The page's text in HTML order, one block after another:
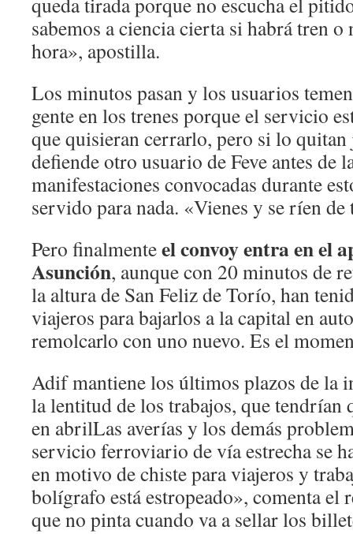
sabemos a ciencia cierta si habrá tren o
hora», apostilla.
Los minutos pasan y los usuarios
gente en los trenes porque el servicio
que quisieran cerrarlo, pero si lo quitan
defiende otro usuario de Feve antes de
manifestaciones convocadas durante
servido para nada. «Vienes y se ríen
Pero finalmenteel convoy entra en el
Asunción, aunque con 20 minutos de
la altura de San Feliz de Torío, han
viajeros para bajarlos a la capital en
remolcarlo con uno nuevo. Es el
Adif mantiene los últimos plazos de la
la lentitud de los trabajos, que tendrían
en abrilLas averías y los demás
servicio ferroviario de vía estrecha se
en motivo de chiste para viajeros y
bolígrafo está estropeado», comenta el
que no pinta cuando va a sellar los